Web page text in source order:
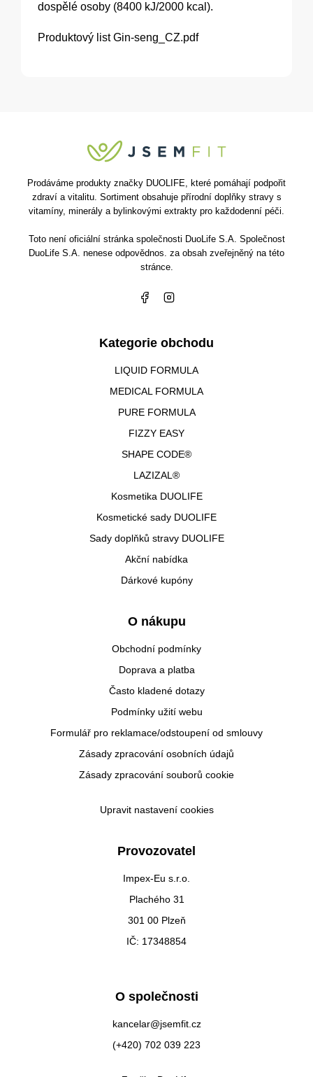
dospělé osoby (8400 kJ/2000 kcal).
Produktový listGin-seng_CZ.pdf
Prodáváme produkty značky DUOLIFE, které pomáhají podpořit
zdraví a vitalitu. Sortiment obsahuje přírodní doplňky stravy s
vitamíny, minerály a bylinkovými extrakty pro každodenní péči.
Toto není oficiální stránka společnosti DuoLife S.A. Společnost
DuoLife S.A. nenese odpovědnos. za obsah zveřejněný na této
stránce.
Kategorie obchodu
LIQUID FORMULA
MEDICAL FORMULA
PURE FORMULA
FIZZY EASY
SHAPE CODE®
LAZIZAL®
Kosmetika DUOLIFE
Kosmetické sady DUOLIFE
Sady doplňků stravy DUOLIFE
Akční nabídka
Dárkové kupóny
O nákupu
Obchodní podmínky
Doprava a platba
Často kladené dotazy
Podmínky užití webu
Formulář pro reklamace/odstoupení od smlouvy
Zásady zpracování osobních údajů
Zásady zpracování souborů cookie
Upravit nastavení cookies
Provozovatel
Impex-Eu s.r.o.
Plachého 31
301 00 Plzeň
IČ: 17348854
O společnosti
kancelar@jsemfit.cz
(+420) 702 039 223